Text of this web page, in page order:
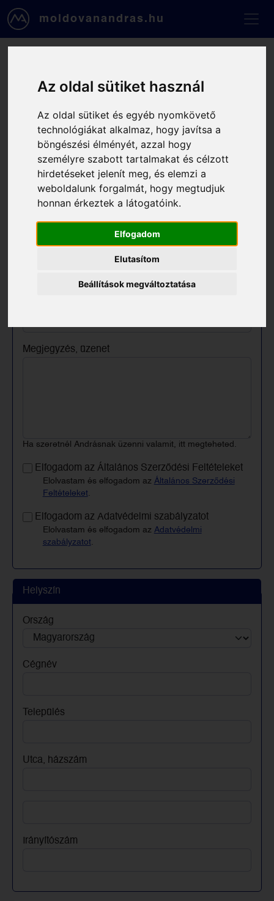
Az oldal sütiket használ
Az oldal sütiket és egyéb nyomkövető
technológiákat alkalmaz, hogy javítsa a
böngészési élményét, azzal hogy
személyre szabott tartalmakat és célzott
hirdetéseket jelenít meg, és elemzi a
weboldalunk forgalmát, hogy megtudjuk
honnan érkeztek a látogatóink.
Elfogadom
Elutasítom
Beállítások megváltoztatása
Ugrás a tartalomra
moldovanandras.hu
- 15:00
Kapcsolattartási adataid
Email
Telefonszámod
Megjegyzés, üzenet
Ha szeretnél Andrásnak üzenni valamit, itt megteheted.
Elfogadom az Általános Szerződési Feltételeket
Elolvastam és elfogadom az Általános Szerződési
Feltételeket.
Elfogadom az Adatvédelmi szabályzatot
Elolvastam és elfogadom az Adatvédelmi
szabályzatot.
Helyszín
Ország
Cégnév
Település
Utca, házszám
Irányítószám